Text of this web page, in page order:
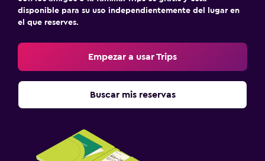
disponible para su uso independientemente del lugar en
el que reserves.
Empezar a usar Trips
Buscar mis reservas